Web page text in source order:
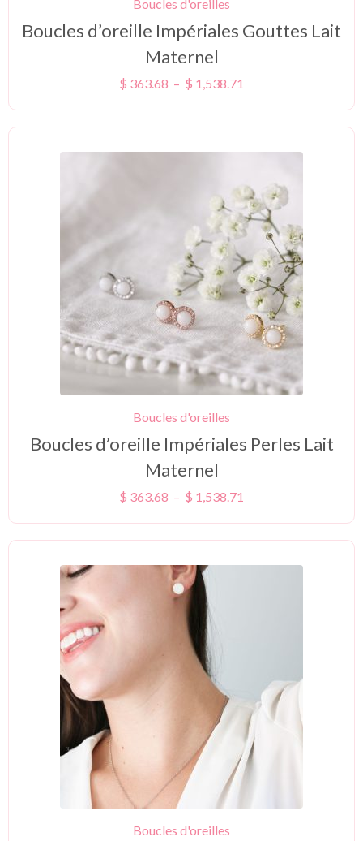
Boucles d'oreilles
Boucles d’oreille Impériales Gouttes Lait
Maternel
$ 363.68 – $ 1,538.71
Boucles d'oreilles
Boucles d’oreille Impériales Perles Lait
Maternel
$ 363.68 – $ 1,538.71
Boucles d'oreilles